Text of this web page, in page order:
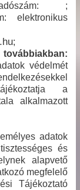
;
elektronikus
;
védelmét
a
alkalmazott
adatok
és
alapvető
megfelelő
Tájékoztató